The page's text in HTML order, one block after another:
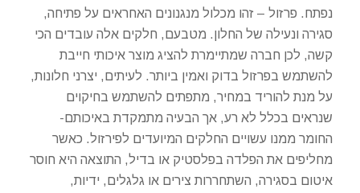
נפתח. פרזול – זהו מכלול מנגנונים האחראים על פתיחה,
סגירה ונעילה של החלון. מטבעם, חלקים אלה עובדים הכי
קשה, לכן חברה שמתיימרת להציג מוצר איכותי חייבת
להשתמש בפרזול בדוק ואמין ביותר. לעיתים, יצרני חלונות,
על מנת להוריד במחיר, מתפתים להשתמש בחיקוים
שנראים בכלל לא רע, אך הבעיה מתמקדת באיכותם-
החומר ממנו עשויים החלקים המיועדים לפירזול. כאשר
מחליפים את הפלדה בפלסטיק או בדיל, התוצאה היא חוסר
איטום בסגירה, השתחררות צירים או גלגלים, ידיות,